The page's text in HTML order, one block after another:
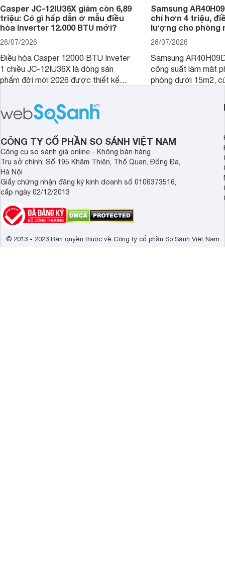
Casper JC-12IU36X giảm còn 6,89
triệu: Có gì hấp dẫn ở mẫu điều
hòa Inverter 12.000 BTU mới?
26/07/2026
Điều hòa Casper 12000 BTU Inveter
1 chiều JC-12IU36X là dòng sản
phẩm đời mới 2026 được thiết kế
sở hữu khả năng làm mát tốt mà còn
có giá bán rất hợp lý.
Samsung
chỉ hơn 4 triệu,
lượng cho phòng
26/07/2026
Samsung
công suất làm mát
phòng dưới 15m2,
phòng ngủ, phòng
CÔNG TY CỔ PHẦN SO SÁNH VIỆT NAM
Công cụ so sánh giá online - Không bán hàng
Trụ sở chính: Số 195 Khâm Thiên, Thổ Quan, Đống Đa,
Hà Nội
Giấy chứng nhận đăng ký kinh doanh số 0106373516,
cấp ngày 02/12/2013
© 2013 - 2023 Bản quyền thuộc về Công ty cổ phần So Sánh Việt Nam